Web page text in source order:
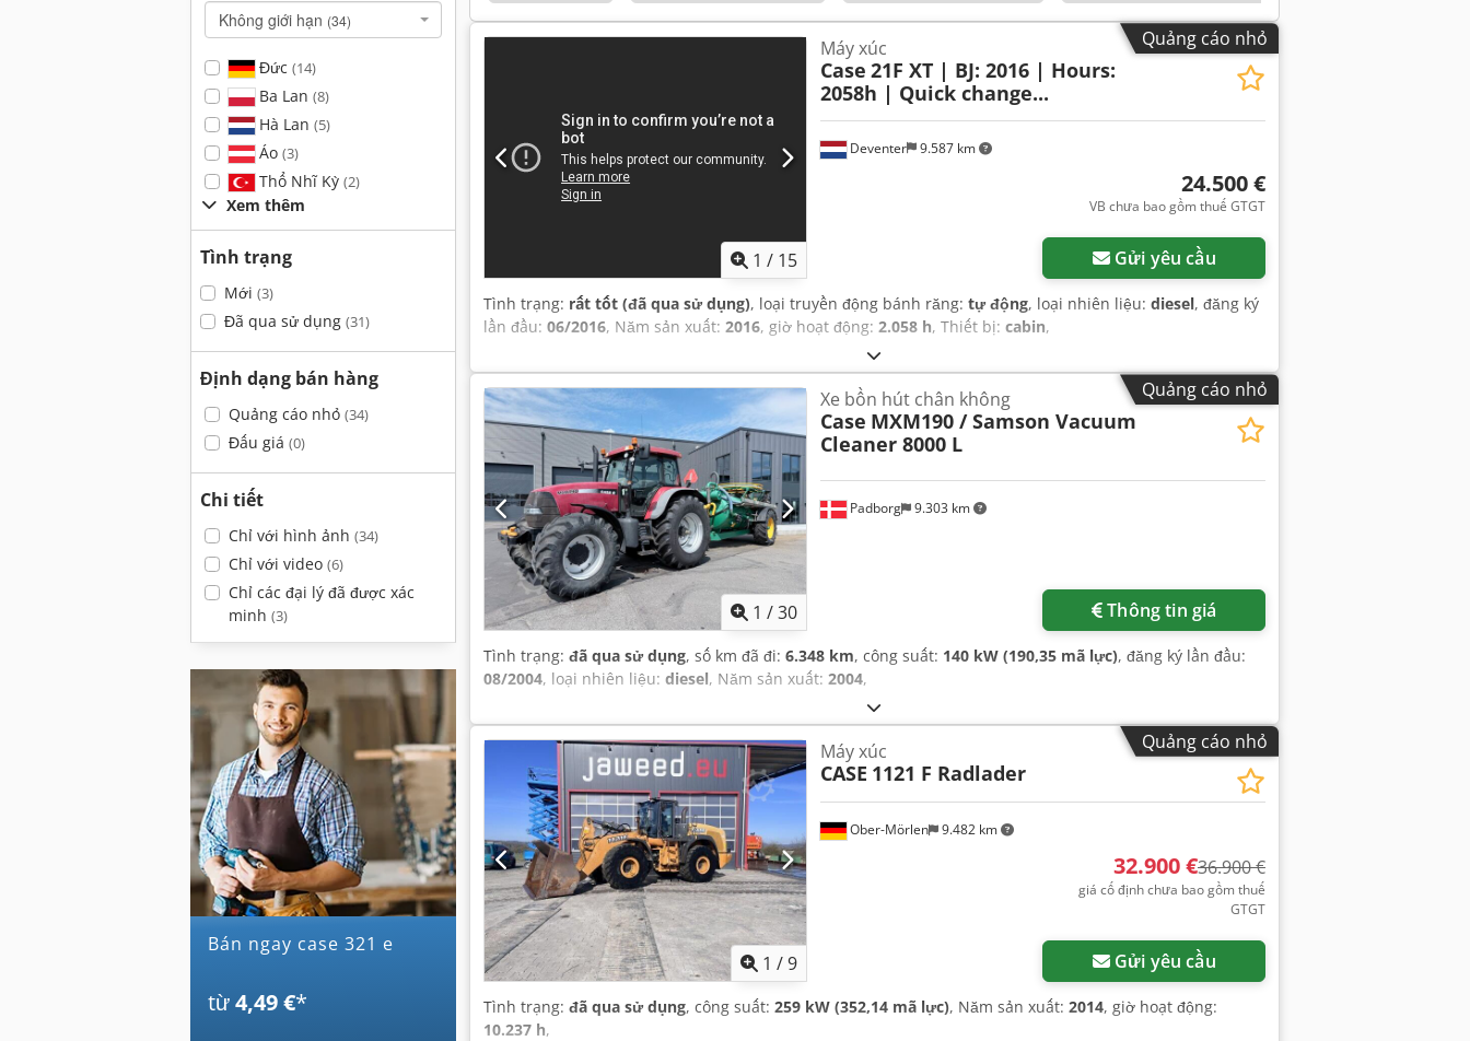
Không giới hạn (34)
Đức (14)
Ba Lan (8)
Hà Lan (5)
Áo (3)
Thổ Nhĩ Kỳ (2)
Xem thêm
Tình trạng
Mới (3)
Đã qua sử dụng (31)
Định dạng bán hàng
Quảng cáo nhỏ (34)
Đấu giá (0)
Chi tiết
Chỉ với hình ảnh (34)
Chỉ với video (6)
Chỉ các đại lý đã được xác
minh (3)
Bán ngay case 321 e
từ4,49 €*
Quảng cáo nhỏ
1 / 15
Deventer 9.587 km
Máy xúc
Case 21F XT | BJ: 2016 | Hours:
2058h | Quick change...
24.500 €
VB chưa bao gồm thuế GTGT
Gửi yêu cầu
Tình trạng: rất tốt (đã qua sử dụng), loại truyền động bánh răng: tự động, loại nhiên liệu: diesel, đăng ký
lần đầu: 06/2016, Năm sản xuất: 2016, giờ hoạt động: 2.058 h, Thiết bị: cabin,
Quảng cáo nhỏ
1 /30
Padborg 9.303 km
Xe bồn hút chân không
Case MXM190 / Samson Vacuum
Cleaner 8000 L
Thông tin giá
Tình trạng: đã qua sử dụng, số km đã đi: 6.348 km, công suất: 140 kW (190,35 mã lực), đăng ký lần đầu:
08/2004, loại nhiên liệu: diesel, Năm sản xuất: 2004,
Quảng cáo nhỏ
1 /9
Ober-Mörlen 9.482 km
Máy xúc
CASE 1121 F Radlader
32.900 €36.900 €
giá cố định chưa bao gồm thuế
GTGT
Gửi yêu cầu
Tình trạng: đã qua sử dụng, công suất: 259 kW (352,14 mã lực), Năm sản xuất: 2014, giờ hoạt động:
10.237 h,